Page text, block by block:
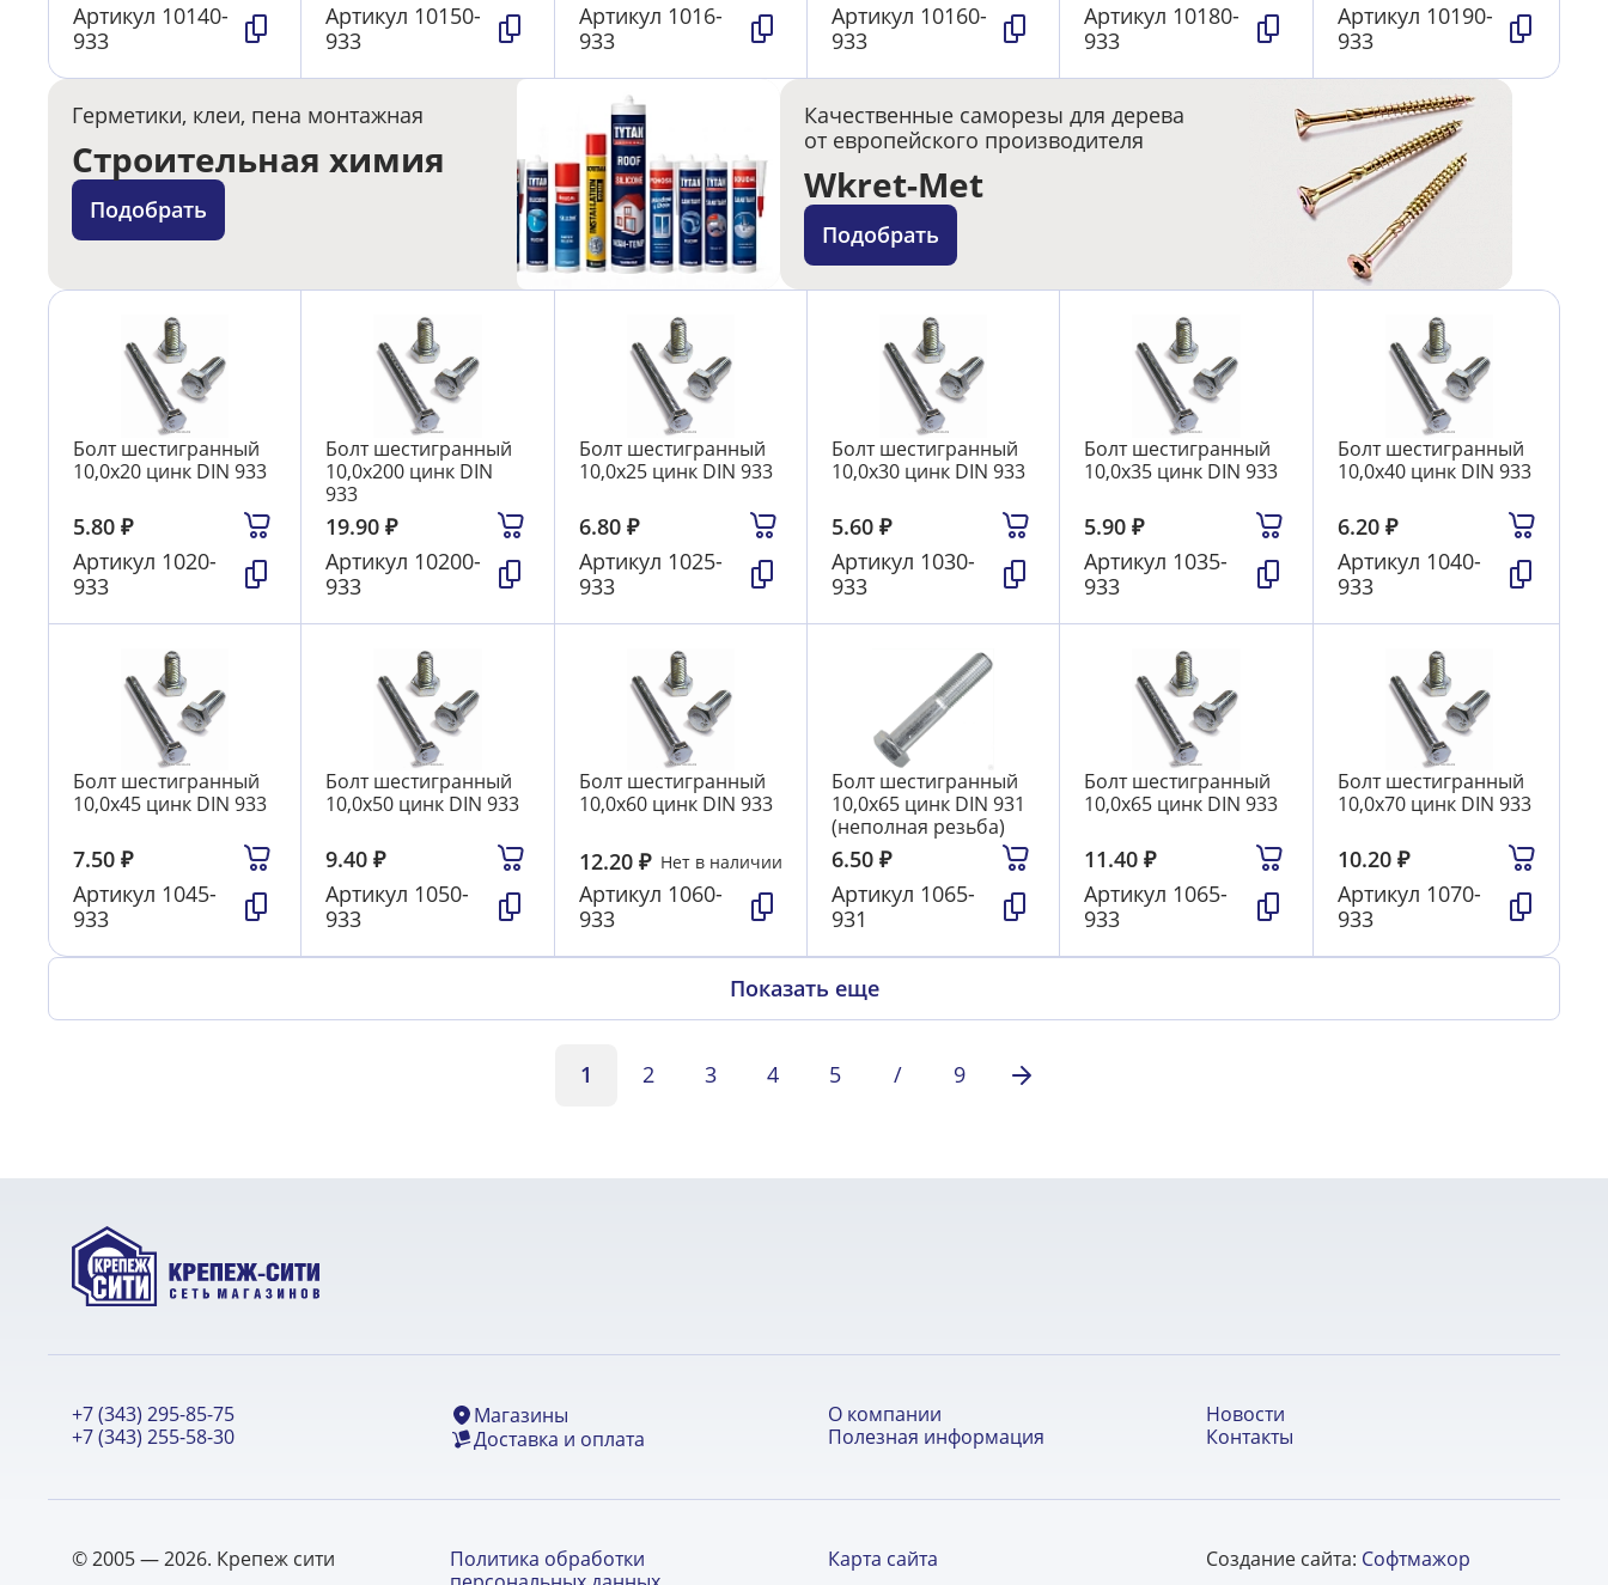
Артикул 10140-
933
Артикул 10150-
933
Артикул 1016-
933
Артикул 10160-
933
Артикул 10180-
933
Артикул 10190-
933
Герметики, клеи, пена монтажная
Строительная химия
Подобрать
Качественные саморезы для дерева
от европейского производителя
Wkret-Met
Подобрать
Болт шестигранный
10,0х20 цинк DIN 933
5.80 ₽
Артикул 1020-
933
Болт шестигранный
10,0х200 цинк DIN
933
19.90₽
Артикул 10200-
933
Болт шестигранный
10,0х25 цинк DIN 933
6.80 ₽
Артикул 1025-
933
Болт шестигранный
10,0х30 цинк DIN 933
5.60 ₽
Артикул 1030-
933
Болт шестигранный
10,0х35 цинк DIN 933
5.90₽
Артикул 1035-
933
Болт шестигранный
10,0х40 цинк DIN 933
6.20 ₽
Артикул 1040-
933
Болт шестигранный
10,0х45 цинк DIN 933
7.50 ₽
Артикул 1045-
933
Болт шестигранный
10,0х50 цинк DIN 933
9.40₽
Артикул 1050-
933
Болт шестигранный
10,0х60 цинк DIN 933
12.20 ₽ Нет в наличии
Артикул 1060-
933
Болт шестигранный
10,0х65 цинк DIN 931
(неполная резьба)
6.50 ₽
Артикул 1065-
931
Болт шестигранный
10,0х65 цинк DIN 933
11.40₽
Артикул 1065-
933
Болт шестигранный
10,0х70 цинк DIN 933
10.20 ₽
Артикул 1070-
933
Показать еще
1 2 3 4 5 / 9
+7 (343) 295-85-75
+7 (343) 255-58-30
Магазины
Доставка и оплата
О компании
Полезная информация
Новости
Контакты
© 2005 — 2026. Крепеж сити
Политика обработки
Карта сайта Создание сайта: Софтмажор